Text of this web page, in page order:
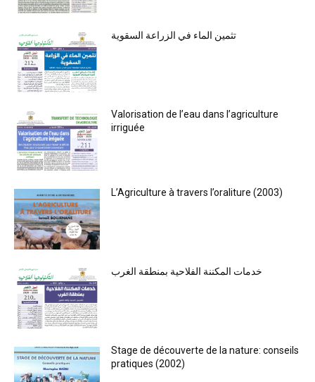
تثمين الماء في الزراعة السقوية
Valorisation de l’eau dans l’agriculture
irriguée
L’Agriculture à travers l’oraliture (2003)
خدمات المكننة الفلاحية بمنطقة الغرب
Stage de découverte de la nature: conseils
pratiques (2002)